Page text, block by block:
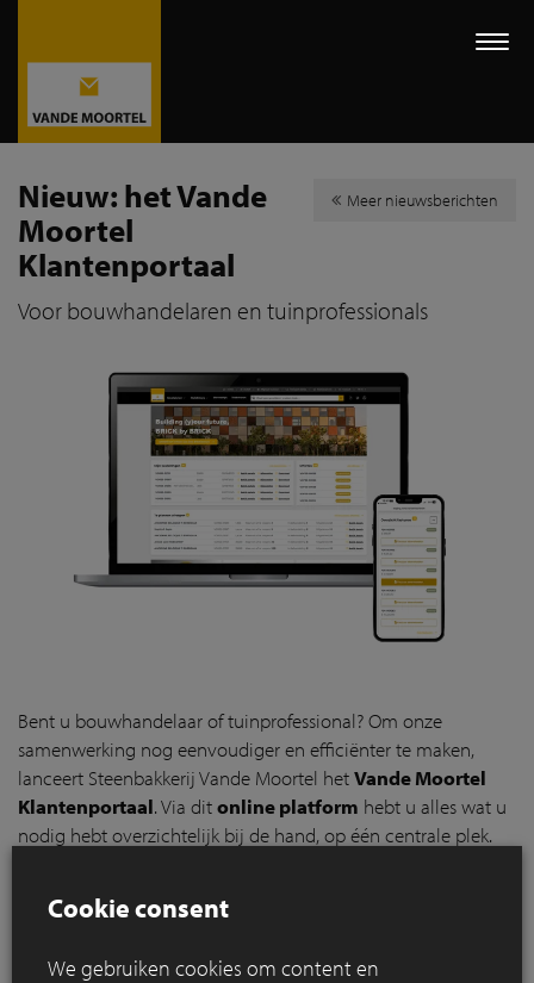
Meer nieuwsberichten
Nieuw: het Vande
Moortel
Klantenportaal
Voor bouwhandelaren en tuinprofessionals
Bent u bouwhandelaar of tuinprofessional? Om onze
samenwerking nog eenvoudiger en efficiënter te maken,
lanceert Steenbakkerij Vande Moortel hetVande Moortel
Klantenportaal. Via ditonline platform hebt u alles wat u
nodig hebt overzichtelijk bij de hand, op één centrale plek.
Het klantenportaal is gebruiksvriendelijk en volledig mobile
persoonlijke omgeving.
Cookie consent
We gebruiken cookies om content en